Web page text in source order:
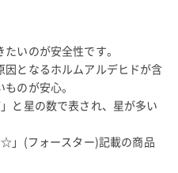
いのが安全性です。
となるホルムアルデヒドが含
のが安心。
と星の数で表され、星が多い
(フォースター)記載の商品